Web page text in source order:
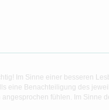
Im Sinne einer besseren
eine Benachteiligung des
fühlen. Im